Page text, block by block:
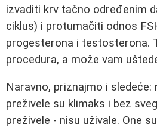
izvaditi krv tačno određenim
ciklus) i protumačiti odnos
progesterona i testosterona.
procedura, a može vam
Naravno, priznajmo i sledeće:
preživele su klimaks i bez
preživele - nisu uživale. One